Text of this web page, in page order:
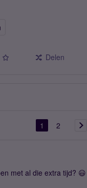
Delen
1 2
met al die extra tijd? 😃